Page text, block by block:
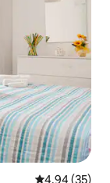
平均评分
4.94 (35)